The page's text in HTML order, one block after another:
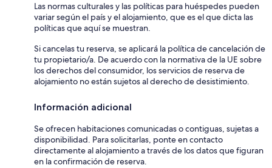
Las normas culturales y las políticas para huéspedes pueden
variar según el país y el alojamiento, que es el que dicta las
políticas que aquí se muestran.
Si cancelas tu reserva, se aplicará la política de cancelación de
tu propietario/a. De acuerdo con la normativa de la UE sobre
los derechos del consumidor, los servicios de reserva de
alojamiento no están sujetos al derecho de desistimiento.
Información adicional
Se ofrecen habitaciones comunicadas o contiguas, sujetas a
disponibilidad. Para solicitarlas, ponte en contacto
directamente al alojamiento a través de los datos que figuran
en la confirmación de reserva.